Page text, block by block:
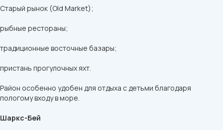
Старый рынок (Old Market);
рыбные рестораны;
традиционные восточные базары;
пристань прогулочных яхт.
Район особенно удобен для отдыха с детьми благодаря
пологому входу в море.
Шаркс-Бей